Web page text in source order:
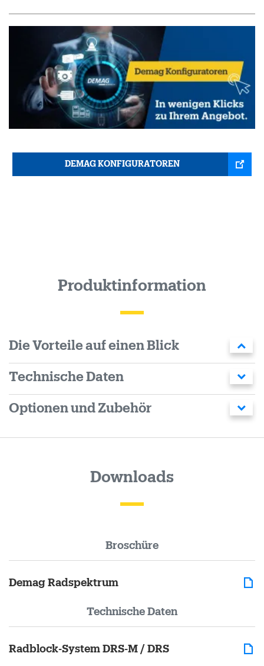
DEMAG KONFIGURATOREN
Produktinformation
Die Vorteile auf einen Blick
Technische Daten
Optionen und Zubehör
Downloads
Broschüre
Demag Radspektrum
Technische Daten
Radblock-System DRS-M / DRS